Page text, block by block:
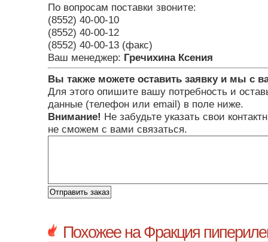
По вопросам поставки звоните:
(8552) 40-00-10
(8552) 40-00-12
(8552) 40-00-13 (факс)
Ваш менеджер: Гречихина Ксения
Вы также можете оставить заявку и мы с
Для этого опишите вашу потребность и
данные (телефон или email) в поле ниже.
Внимание! Не забудьте указать свои
не сможем с вами связаться.
Похожее на Фракция